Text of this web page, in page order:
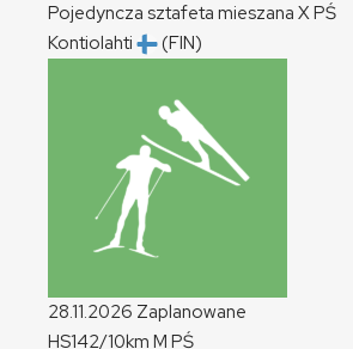
Pojedyncza sztafeta mieszana XPŚ
Kontiolahti
(FIN)
28.11.2026 Zaplanowane
HS142/10km M PŚ